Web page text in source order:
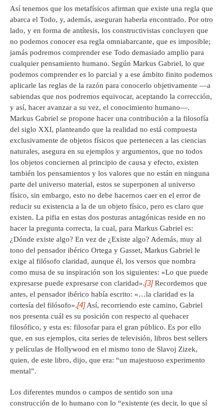
Así tenemos que los metafísicos afirman que existe una regla que
abarca el Todo, y, además, aseguran haberla encontrado. Por otro
lado, y en forma de antítesis, los constructivistas concluyen que
no podemos conocer esa regla omniabarcante, que es imposible;
jamás podremos comprender ese Todo demasiado amplio para
cualquier pensamiento humano. Según Markus Gabriel, lo que
podemos comprender es lo parcial y a ese ámbito finito podemos
aplicarle las reglas de la razón para conocerlo objetivamente ―a
sabiendas que nos podremos equivocar, aceptando la corrección,
y así, hacer avanzar a su vez, el conocimiento humano―.
Markus Gabriel se propone hacer una contribución a la filosofía
del siglo XXI, planteando que la realidad no está compuesta
exclusivamente de objetos físicos que pertenecen a las ciencias
naturales, asegura en su ejemplos y argumentos, que no todos
los objetos conciernen al principio de causa y efecto, existen
también los pensamientos y los valores que no están en ninguna
parte del universo material, estos se superponen al universo
físico, sin embargo, esto no debe hacernos caer en el error de
reducir su existencia a la de un objeto físico, pero es claro que
existen. La pifia en estas dos posturas antagónicas reside en no
hacer la pregunta correcta, la cual, para Markus Gabriel es:
¿Dónde existe algo? En vez de ¿Existe algo? Además, muy al
tono del pensador ibérico Ortega y Gasset, Markus Gabriel le
exige al filósofo claridad, aunque él, los versos que nombra
como musa de su inspiración son los siguientes: «Lo que puede
expresarse puede expresarse con claridad».[3]Recordemos que
antes, el pensador ibérico había escrito: «…la claridad es la
cortesía del filósofo».[4]Así, recorriendo este camino, Gabriel
nos presenta cuál es su posición con respecto al quehacer
filosófico, y esta es: filosofar para el gran público. Es por ello
que, en sus ejemplos, cita series de televisión, libros best sellers
y películas de Hollywood en el mismo tono de Slavoj Zizek,
quien, de este libro, dijo, que era: “un majestuoso experimento
mental”.
Los diferentes mundos o campos de sentido son una
construcción de lo humano con lo “existente (es decir, lo que sí